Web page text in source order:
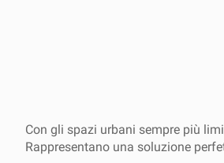
Con gli spazi urbani sempre più
Rappresentano una soluzione